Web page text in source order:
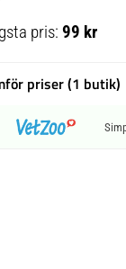
pris: 99 kr
priser (1 butik)